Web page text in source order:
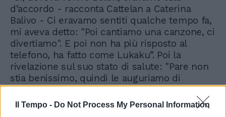
Il Tempo - Do Not Process My Personal Information
d’accordo - racconta Cattelan a Caterina
Balivo - Ci eravamo sentiti qualche tempo fa,
mi aveva detto: "Poi cantiamo una canzone, ci
divertiamo". E poi non ha più risposto al
telefono, ha fatto come Lukaku”. Poi la
rivelazione sul suo stato di salute: "Pare non
stia benissimo, quindi le auguriamo di
rimettersi”.